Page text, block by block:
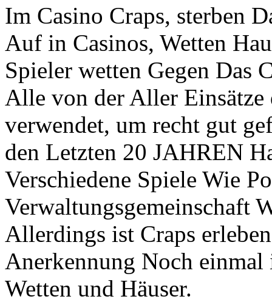
Im Casino Craps, sterben
Auf in Casinos, Wetten
Spieler wetten Gegen Das
Alle von der Aller Einsätze
verwendet, um recht gut
den Letzten 20 JAHREN
Verschiedene Spiele Wie
Verwaltungsgemeinschaft
Allerdings ist Craps
Anerkennung Noch
Wetten und Häuser.